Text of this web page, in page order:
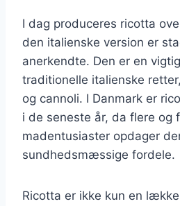
I dag produceres ricotta
den italienske version er
anerkendte. Den er en
traditionelle italienske
og cannoli. I Danmark er
i de seneste år, da flere og
madentusiaster opdager
sundhedsmæssige fordele.
Ricotta er ikke kun en